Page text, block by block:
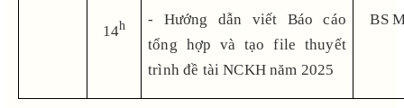
14h
- Hướng dẫn viết Báo cáo
tổng hợp và tạo file thuyết
trình đề tài NCKH năm 2025
BS